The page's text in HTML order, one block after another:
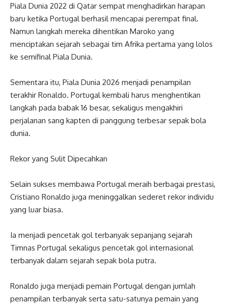
Piala Dunia 2022 di Qatar sempat menghadirkan harapan
baru ketika Portugal berhasil mencapai perempat final.
Namun langkah mereka dihentikan Maroko yang
menciptakan sejarah sebagai tim Afrika pertama yang lolos
ke semifinal Piala Dunia.
Sementara itu, Piala Dunia 2026 menjadi penampilan
terakhir Ronaldo. Portugal kembali harus menghentikan
langkah pada babak 16 besar, sekaligus mengakhiri
perjalanan sang kapten di panggung terbesar sepak bola
dunia.
Rekor yang Sulit Dipecahkan
Selain sukses membawa Portugal meraih berbagai prestasi,
Cristiano Ronaldo juga meninggalkan sederet rekor individu
yang luar biasa.
Ia menjadi pencetak gol terbanyak sepanjang sejarah
Timnas Portugal sekaligus pencetak gol internasional
terbanyak dalam sejarah sepak bola putra.
Ronaldo juga menjadi pemain Portugal dengan jumlah
penampilan terbanyak serta satu-satunya pemain yang